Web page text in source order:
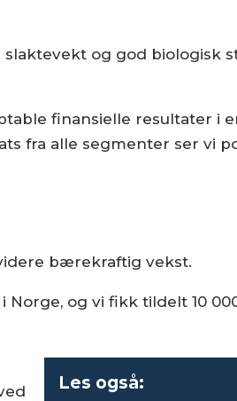
og god biologisk
finansielle resultater i
fra alle segmenter ser vi
bærekraftig vekst.
og vi fikk tildelt 10
Les også: